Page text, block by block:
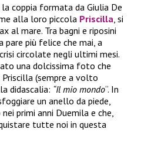
coppia formata da Giulia De
alla loro piccola Priscilla , si
al mare. Tra bagni e riposini
più felice che mai, a
circolate negli ultimi mesi.
una dolcissima foto che
(sempre a volto
didascalia: “Il mio mondo“. In
un anello da piede,
primi anni Duemila e che,
tutte noi in questa